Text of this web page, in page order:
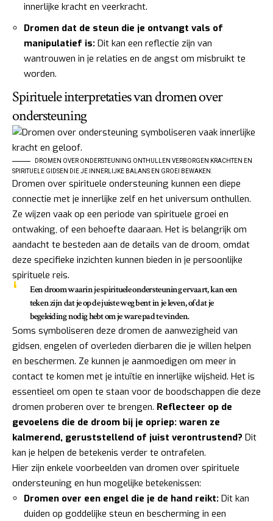
innerlijke kracht en veerkracht.
Dromen dat de steun die je ontvangt vals of
manipulatief is: Dit kan een reflectie zijn van
wantrouwen in je relaties en de angst om misbruikt te
worden.
Spirituele interpretaties van dromen over
ondersteuning
DROMEN OVER ONDERSTEUNING ONTHULLEN VERBORGEN KRACHTEN EN
SPIRITUELE GIDSEN DIE JE INNERLIJKE BALANS EN GROEI BEWAKEN.
Dromen over spirituele ondersteuning kunnen een diepe
connectie met je innerlijke zelf en het universum onthullen.
Ze wijzen vaak op een periode van spirituele groei en
ontwaking, of een behoefte daaraan. Het is belangrijk om
aandacht te besteden aan de details van de droom, omdat
deze specifieke inzichten kunnen bieden in je persoonlijke
spirituele reis.
Een droom waarin je spirituele ondersteuning ervaart, kan een
teken zijn dat je op de juiste weg bent in je leven, of dat je
begeleiding nodig hebt om je ware pad te vinden.
Soms symboliseren deze dromen de aanwezigheid van
gidsen, engelen of overleden dierbaren die je willen helpen
en beschermen. Ze kunnen je aanmoedigen om meer in
contact te komen met je intuïtie en innerlijke wijsheid. Het is
essentieel om open te staan voor de boodschappen die deze
dromen proberen over te brengen. Reflecteer op de
gevoelens die de droom bij je opriep: waren ze
kalmerend, geruststellend of juist verontrustend? Dit
kan je helpen de betekenis verder te ontrafelen.
Hier zijn enkele voorbeelden van dromen over spirituele
ondersteuning en hun mogelijke betekenissen:
Dromen over een engel die je de hand reikt: Dit kan
duiden op goddelijke steun en bescherming in een